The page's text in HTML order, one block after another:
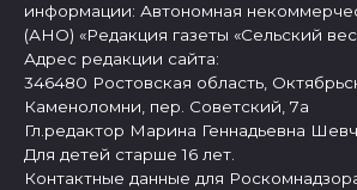
информации: Автономная
(АНО) «Редакция газеты «Сельский
Адрес редакции сайта:
346480 Ростовская область,
Каменоломни, пер. Советский, 7а
Гл.редактор Марина Геннадьевна
Для детей старше 16 лет.
Контактные данные для